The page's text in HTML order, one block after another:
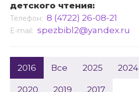
детского чтения:
Телефон: 8 (4722) 26-08-21
E-mail: spezbibl2@yandex.ru
Все 2025 2024
2020 2019 2017
2016